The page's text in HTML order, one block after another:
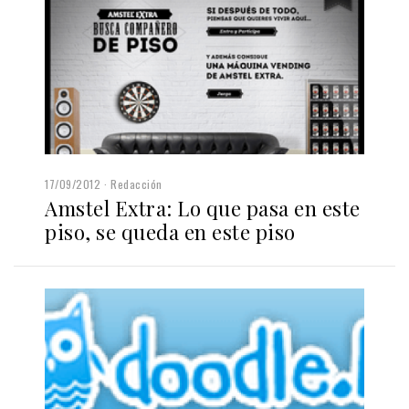
17/09/2012 Redacción
Amstel Extra: Lo que pasa en este
piso, se queda en este piso